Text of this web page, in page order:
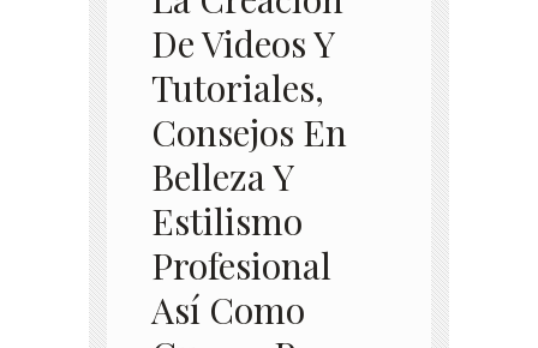
De Videos Y
Tutoriales,
Consejos En
Belleza Y
Estilismo
Profesional
Así Como